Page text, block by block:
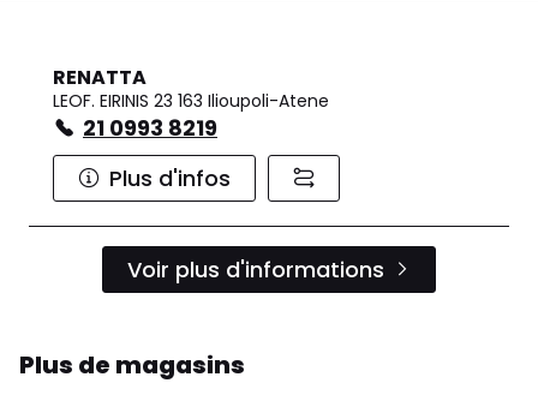
RENATTA
LEOF. EIRINIS 23 163 Ilioupoli-Atene
21 0993 8219
Plus d'infos
Voir plus d'informations
Plus de magasins